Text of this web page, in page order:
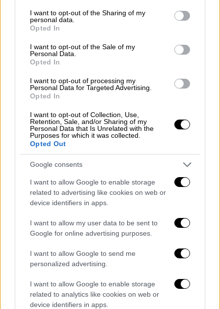
not limited to your visit or usage behaviour. You may click to
grant or deny consent to Google and its third-party tags to
use your data for below specified purposes in below Google
consent section.
I want to opt-out of the Sharing of my
personal data.
Opted In
I want to opt-out of the Sale of my
Personal Data.
Opted In
I want to opt-out of processing my
Personal Data for Targeted Advertising.
Opted In
I want to opt-out of Collection, Use,
Retention, Sale, and/or Sharing of my
Personal Data that Is Unrelated with the
Purposes for which it was collected.
Opted Out
Google consents
I want to allow Google to enable storage
related to advertising like cookies on web or
device identifiers in apps.
I want to allow my user data to be sent to
Google for online advertising purposes.
I want to allow Google to send me
personalized advertising.
I want to allow Google to enable storage
related to analytics like cookies on web or
device identifiers in apps.
Άλλωστε, το γεγονός ότι δεν υπάρχουν
κάμερες, καταδεικνύει την αλήθεια του
σκοπού "του κουκουλώματος". Δηλαδή,
όπως ακριβώς το λένε οι ίδιοι "…Δυστυχώς
δεν υπάρχουν ούτε φωτογραφίες, ούτε
βιντεοληπτικές κάμερες, ώστε να έχουμε
σαφή εικόνα της αλήθειας". Αυτό δε τους
αλήθεια" όπως ο αρχικός ισχυρισμός του
εκπροσώπου του πάρκου, ο οποίος
θρασύτατα ανακοίνωσε ότι τα παιδιά
σηκώθηκαν όρθια για να βγάλουν selfie.
4. Να σημειωθεί, εδώ, ότι τα βίντεο, τα
πωλούσαν προς 15€ το ένα, όπου θα
αποδειχθεί από τα τιμολόγια, που θα
Πιθανολογώ, ότι αυτά θα κατατεθούν στην
δικογραφία για να αποδειχθεί η αλήθεια των
ισχυρισμών μας και να επιβεβαιωθούν τα
στοιχεία που έχουμε.
5. Και κάτι που αφορά τη Γενική Γραμματεία
Βιομηχανίας του Υπουργείου Ανάπτυξης και